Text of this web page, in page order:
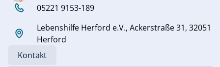
05221 9153-189
Lebenshilfe Herford e.V., Ackerstraße 31, 32051
Herford
Kontakt